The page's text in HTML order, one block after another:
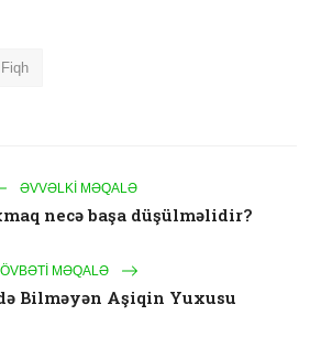
Fiqh
ƏVVƏLKI MƏQALƏ
necə başa düşülməlidir?
MƏQALƏ
Bilməyən Aşiqin Yuxusu